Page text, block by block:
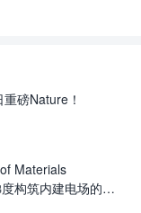
磅Nature！
Materials
构筑内建电场的高
同界面加速析氢及